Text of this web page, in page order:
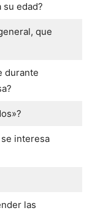
su edad?
que
durante
interesa
las